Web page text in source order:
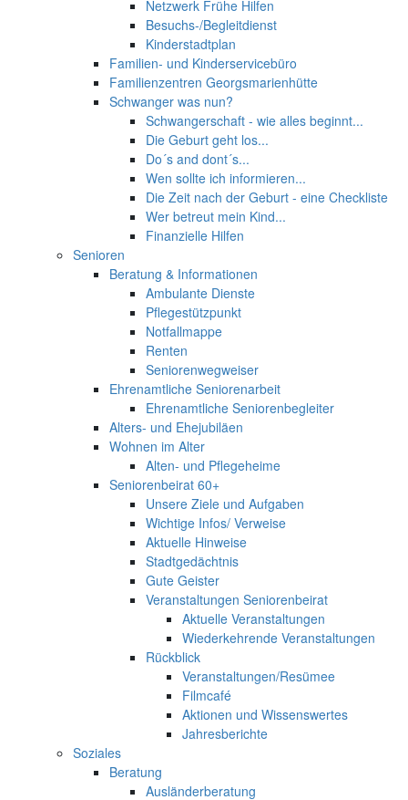
Netzwerk Frühe Hilfen
Besuchs-/Begleitdienst
Kinderstadtplan
Familien- und Kinderservicebüro
Familienzentren Georgsmarienhütte
Schwanger was nun?
Schwangerschaft - wie alles beginnt...
Die Geburt geht los...
Do´s and dont´s...
Wen sollte ich informieren...
Die Zeit nach der Geburt - eine Checkliste
Wer betreut mein Kind...
Finanzielle Hilfen
Senioren
Beratung & Informationen
Ambulante Dienste
Pflegestützpunkt
Notfallmappe
Renten
Seniorenwegweiser
Ehrenamtliche Seniorenarbeit
Ehrenamtliche Seniorenbegleiter
Alters- und Ehejubiläen
Wohnen im Alter
Alten- und Pflegeheime
Seniorenbeirat 60+
Unsere Ziele und Aufgaben
Wichtige Infos/ Verweise
Aktuelle Hinweise
Stadtgedächtnis
Gute Geister
Veranstaltungen Seniorenbeirat
Aktuelle Veranstaltungen
Wiederkehrende Veranstaltungen
Rückblick
Veranstaltungen/Resümee
Filmcafé
Aktionen und Wissenswertes
Jahresberichte
Soziales
Beratung
Ausländerberatung